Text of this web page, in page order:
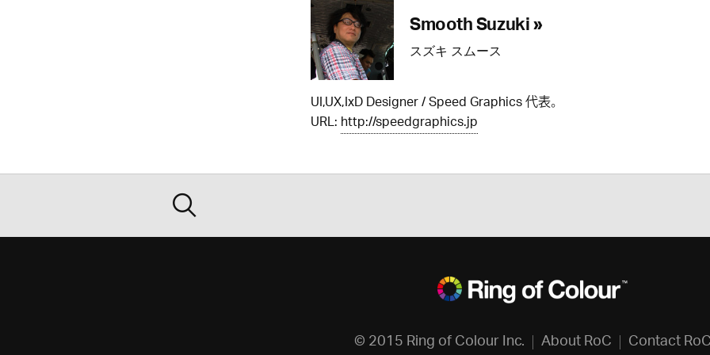
Smooth Suzuki »
スズキ スムース
UI,UX,IxD Designer / Speed Graphics 代表。
URL:http://speedgraphics.jp
© 2015 Ring of Colour Inc. About RoC Contact